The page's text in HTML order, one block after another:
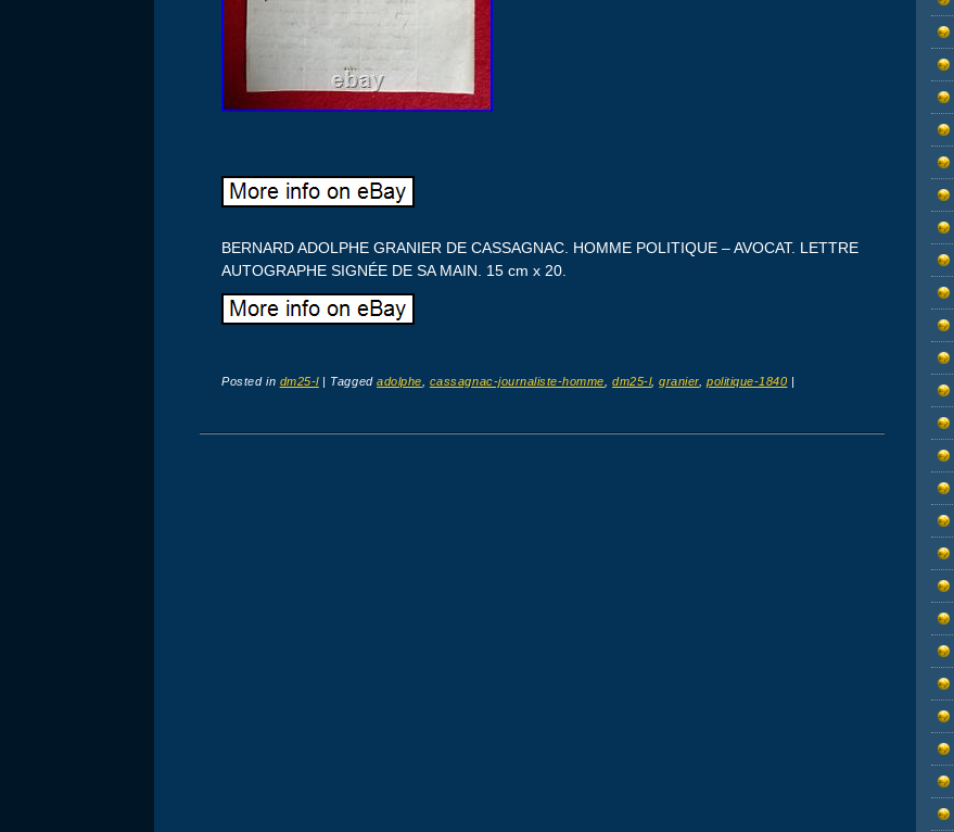
BERNARD ADOLPHE GRANIER DE CASSAGNAC. HOMME POLITIQUE – AVOCAT. LETTRE
AUTOGRAPHE SIGNÉE DE SA MAIN. 15 cm x 20.
Posted in dm25-l | Taggedadolphe cassagnac-journaliste-homme ,dm25-l,granier ,politique-1840 |